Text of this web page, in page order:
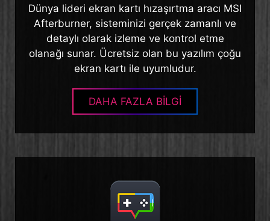
Dünya lideri ekran kartı hızaşırtma aracı MSI
Afterburner, sisteminizi gerçek zamanlı ve
detaylı olarak izleme ve kontrol etme
olanağı sunar. Ücretsiz olan bu yazılım çoğu
ekran kartı ile uyumludur.
DAHA FAZLA BİLGİ